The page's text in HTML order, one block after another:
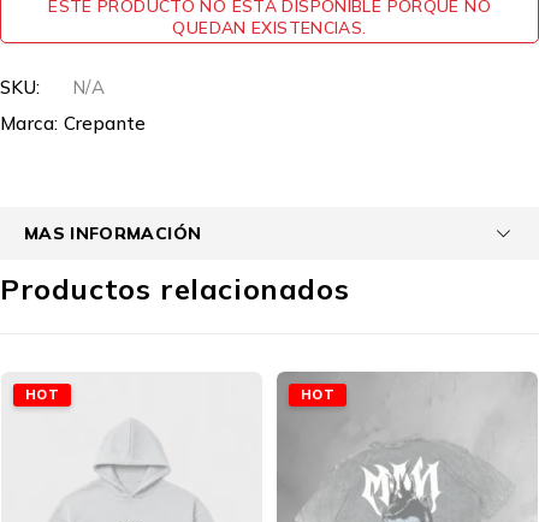
ESTE PRODUCTO NO ESTÁ DISPONIBLE PORQUE NO
QUEDAN EXISTENCIAS.
SKU:
N/A
Marca: Crepante
MAS INFORMACIÓN
Productos relacionados
HOT HOT